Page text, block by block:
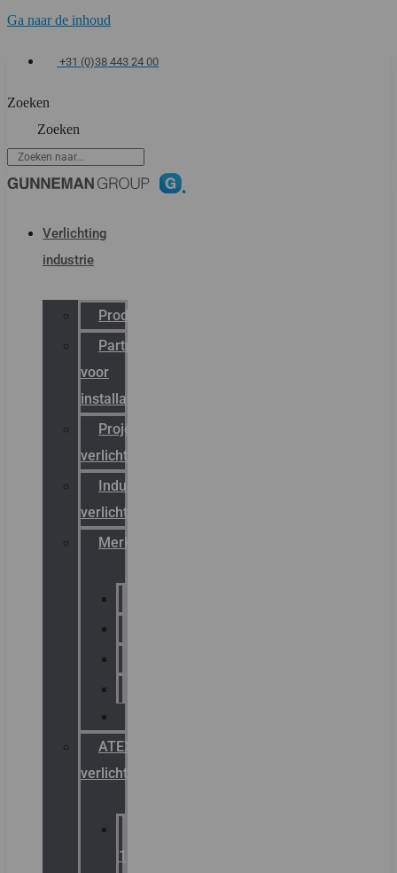
Ga naar de inhoud
+31 (0)38 443 24 00
Zoeken
Zoeken
Verlichting
industrie
Productcatalogus
Partner
voor
installateurs
Projectreferenties
verlichting
Industriële
verlichting
Merken
ATEX
verlichting
1